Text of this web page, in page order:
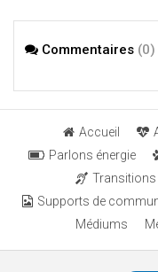
Commentaires (0)
Accueil
Parlons énergie
Transitions
Supports de
Médiums